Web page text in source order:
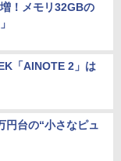
！メモリ32GBの
「AINOTE 2」は
円台の“小さなピュ